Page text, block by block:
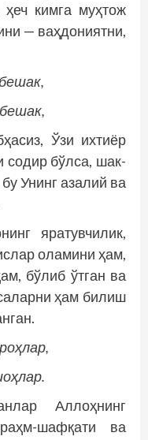
кимга муҳтож
— ваҳдониятни,
Ўзи ихтиёр
содир бўлса, шак-
Унинг азалий ва
яратувчилик,
оламини ҳам,
бўлиб ўтган ва
ҳам билиш
Аллоҳнинг
шафқати ва